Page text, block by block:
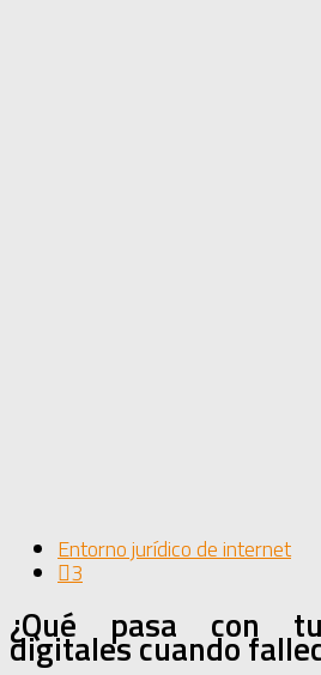
Entorno jurídico de internet
3
¿Qué pasa con
digitales cuando